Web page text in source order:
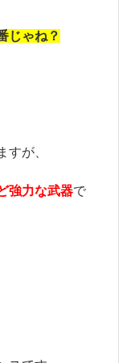
じゃね？
すが、
強力な武器で